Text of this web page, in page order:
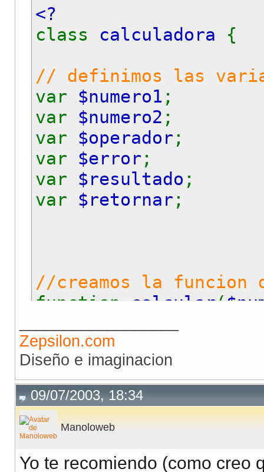
<?
class calculadora {
// definimos las
var $numero1 ;
var $numero2 ;
var $operador ;
var $error ;
var $resultado ;
var $retornar ;
//creamos la funcion
function
calcular (
if(empty(
if(empty(
$this->numero1=
$this->numero2=
Zepsilon.com
Diseño e imaginacion
09/07/2003, 18:34
Manoloweb
Yo te recomiendo (como creo